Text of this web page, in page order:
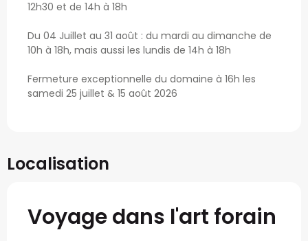
12h30 et de 14h à 18h
Du 04 Juillet au 31 août : du mardi au dimanche de
10h à 18h, mais aussi les lundis de 14h à 18h
Fermeture exceptionnelle du domaine à 16h les
samedi 25 juillet & 15 août 2026
Localisation
Voyage dans l'art forain